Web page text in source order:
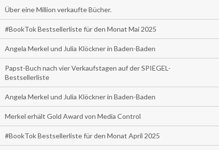
Über eine Million verkaufte Bücher.
#BookTok Bestsellerliste für den Monat Mai 2025
Angela Merkel und Julia Klöckner in Baden-Baden
Papst-Buch nach vier Verkaufstagen auf der SPIEGEL-
Bestsellerliste
Angela Merkel und Julia Klöckner in Baden-Baden
Merkel erhält Gold Award von Media Control
#BookTok Bestsellerliste für den Monat April 2025